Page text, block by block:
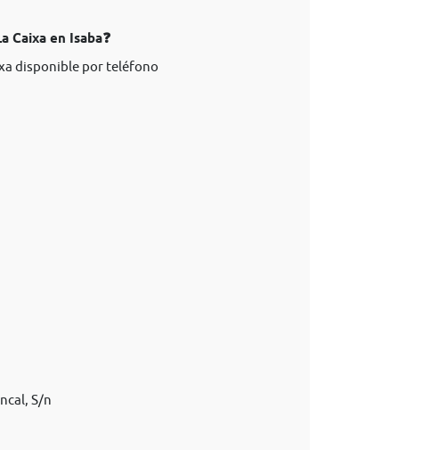
en Isaba❓
disponible por teléfono
S/n